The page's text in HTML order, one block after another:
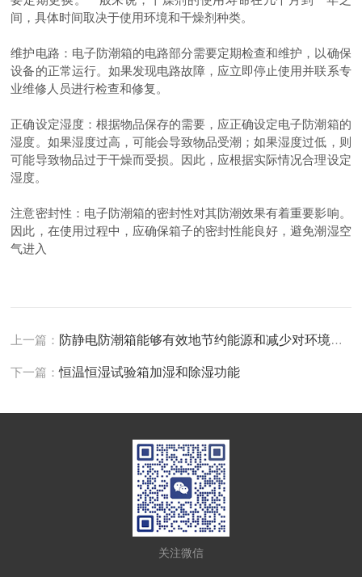
间，具体时间取决于使用环境和干燥剂种类。
维护电路：电子防潮箱的电路部分需要定期检查和维护，以确保
设备的正常运行。如果发现电路故障，应立即停止使用并联系专
业维修人员进行检查和修复。
正确设定湿度：根据物品保存的需要，应正确设定电子防潮箱的
湿度。如果湿度过高，可能会导致物品受潮；如果湿度过低，则
可能导致物品过于干燥而受损。因此，应根据实际情况合理设定
湿度。
注意密封性：电子防潮箱的密封性对其防潮效果有着重要影响。
因此，在使用过程中，应确保箱子的密封性能良好，避免潮湿空
气进入
上一篇： 防静电防潮箱能够有效地节约能源和减少对环境的影响
下一篇：恒温恒湿试验箱加湿和除湿功能
关注微信